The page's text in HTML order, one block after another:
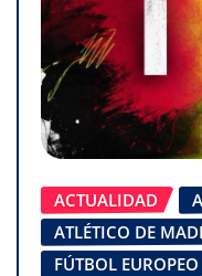
ACTUALIDAD
ATLÉTICO DE
FÚTBOL EUROPEO